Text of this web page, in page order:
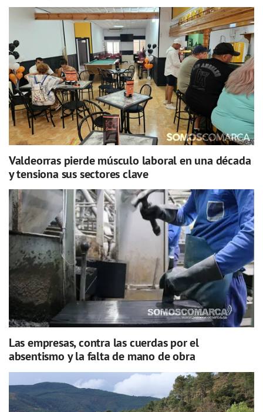
Valdeorras pierde músculo laboral en una década
y tensiona sus sectores clave
Las empresas, contra las cuerdas por el
absentismo y la falta de mano de obra